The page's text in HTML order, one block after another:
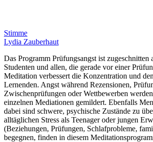
Stimme
Lydia Zauberhaut
Das Programm Prüfungsangst ist zugeschnitten
Studenten und allen, die gerade vor einer
Meditation verbessert die Konzentration und
Lernenden. Angst während Rezensionen,
Zwischenprüfungen oder Wettbewerben
einzelnen Mediationen gemildert. Ebenfalls
dabei sind schwere, psychische Zustände zu
alltäglichen Stress als Teenager oder jungen
(Beziehungen, Prüfungen, Schlafprobleme,
begegnen, finden in diesem